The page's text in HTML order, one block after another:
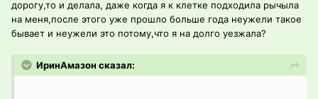
дорогу,то и делала, даже когда я к клетке подходила рычыла
на меня,после этого уже прошло больше года неужели такое
бывает и неужели это потому,что я на долго уезжала?
ИринАмазон сказал: